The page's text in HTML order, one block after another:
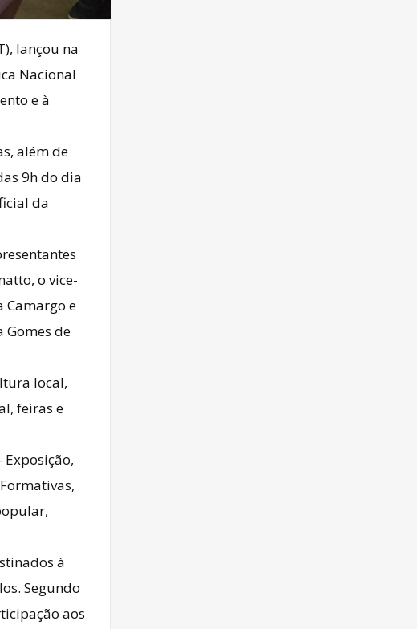
lançou na
Nacional
e à
além de
9h do dia
da
o vice-
Camargo e
Gomes de
local,
feiras e
Exposição,
à
Segundo
aos